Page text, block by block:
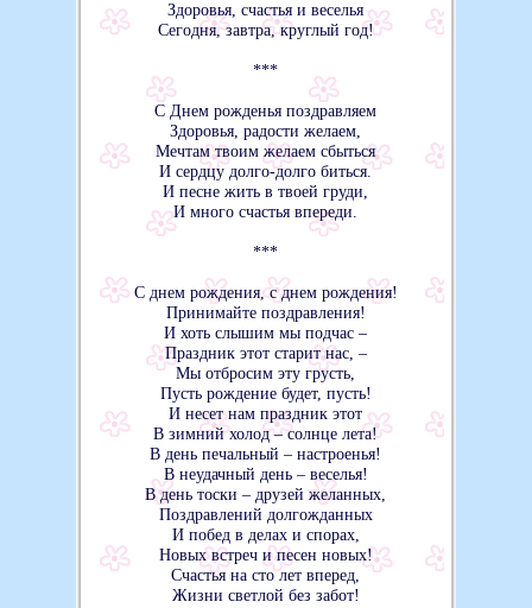
Здоровья, счастья и веселья
Сегодня, завтра, круглый год!
***
С Днем рожденья поздравляем
Здоровья, радости желаем,
Мечтам твоим желаем сбыться
И сердцу долго-долго биться.
И песне жить в твоей груди,
И много счастья впереди.
***
С днем рождения, с днем рождения!
Принимайте поздравления!
И хоть слышим мы подчас –
Праздник этот старит нас, –
Мы отбросим эту грусть,
Пусть рождение будет, пусть!
И несет нам праздник этот
В зимний холод – солнце лета!
В день печальный – настроенья!
В неудачный день – веселья!
В день тоски – друзей желанных,
Поздравлений долгожданных
И побед в делах и спорах,
Новых встреч и песен новых!
Счастья на сто лет вперед,
Жизни светлой без забот!